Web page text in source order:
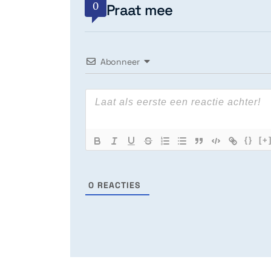
0 Praat mee
Abonneer
{}
0 REACTIES